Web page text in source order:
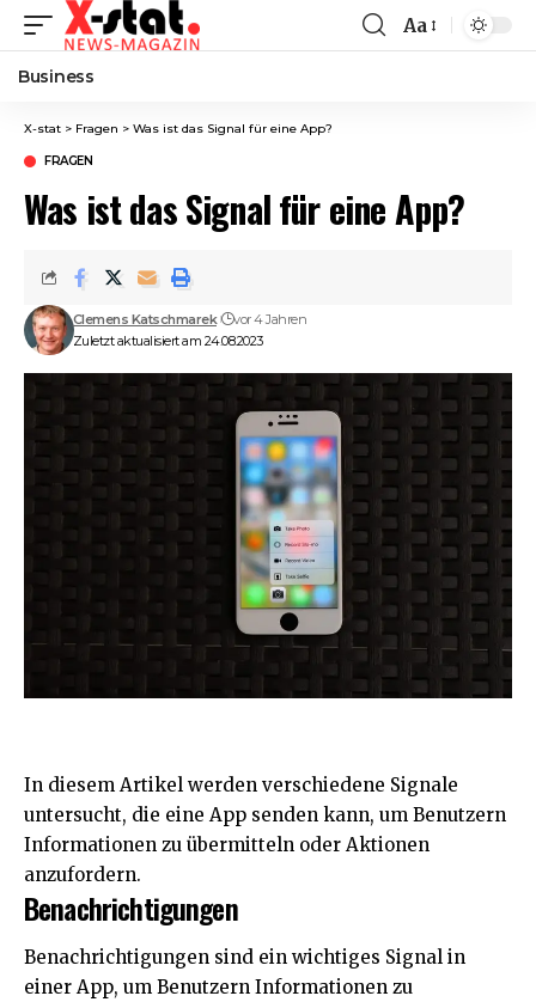
Font
Aa
Business
X-stat > Fragen > Was ist das Signal für eine App?
FRAGEN
Was ist das Signal für eine App?
Zuletzt aktualisiert am 24.08.2023
Clemens Katschmarek vor 4 Jahren
In diesem Artikel werden verschiedene Signale
untersucht, die eine App senden kann, um Benutzern
Informationen zu übermitteln oder Aktionen
anzufordern.
Benachrichtigungen
Benachrichtigungen sind ein wichtiges Signal in
einer App, um Benutzern Informationen zu